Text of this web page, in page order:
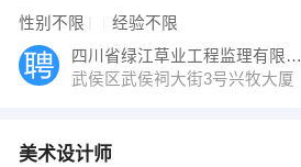
性别不限 经验不限
四川省绿江草业工程监理有限公司
武侯区武侯祠大街3号兴牧大厦
美术设计师